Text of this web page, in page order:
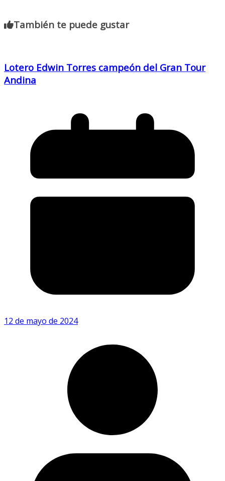
También te puede gustar
Lotero Edwin Torres campeón del Gran Tour
Andina
12 de mayo de 2024